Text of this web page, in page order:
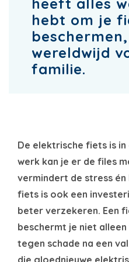
hebt om je
wereldwijd
familie.
De elektrische fiets is
werk kan je er de files
vermindert de stress én
fiets is ook een
beter verzekeren. Een
beschermt je niet
tegen schade na een
die gloednieuwe